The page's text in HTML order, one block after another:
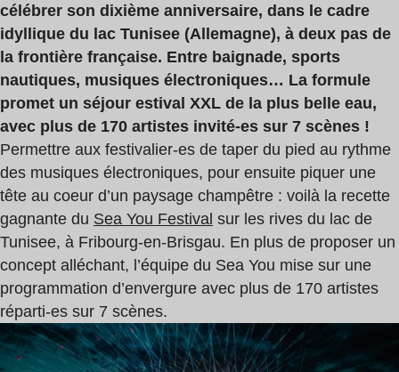
célébrer son dixième anniversaire, dans le cadre
idyllique du lac Tunisee (Allemagne), à deux pas de
la frontière française. Entre baignade, sports
nautiques, musiques électroniques… La formule
promet un séjour estival XXL de la plus belle eau,
avec plus de 170 artistes invité-es sur 7 scènes !
Permettre aux festivalier-es de taper du pied au rythme
des musiques électroniques, pour ensuite piquer une
tête au coeur d’un paysage champêtre : voilà la recette
gagnante du Sea You Festival sur les rives du lac de
Tunisee, à Fribourg-en-Brisgau. En plus de proposer un
concept alléchant, l’équipe du Sea You mise sur une
programmation d’envergure avec plus de 170 artistes
réparti-es sur 7 scènes.